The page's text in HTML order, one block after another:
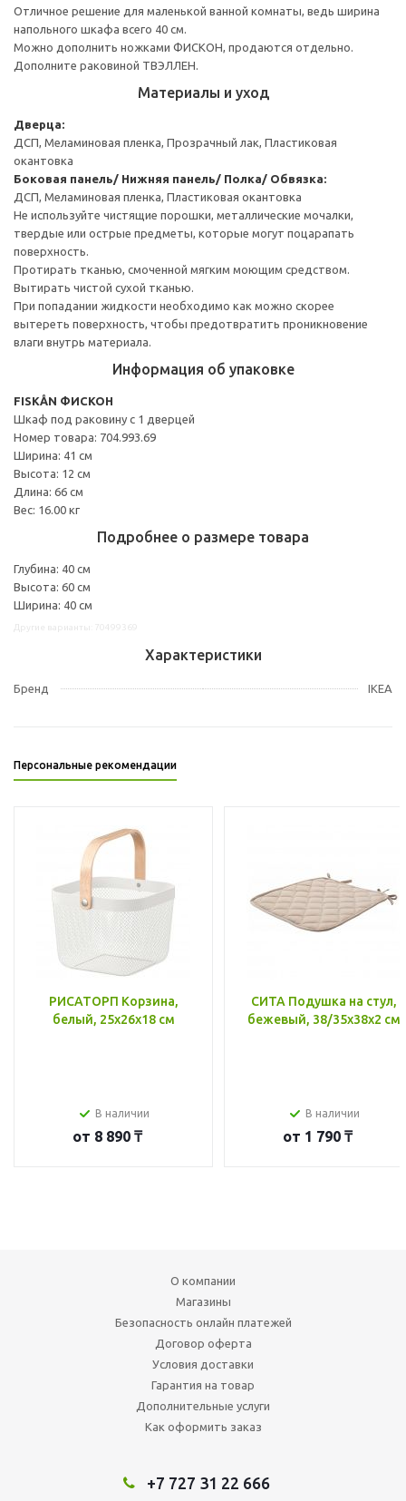
Отличное решение для маленькой ванной комнаты, ведь ширина
напольного шкафа всего 40 см.
Можно дополнить ножками ФИСКОН, продаются отдельно.
Дополните раковиной ТВЭЛЛЕН.
Материалы и уход
Дверца:
ДСП, Меламиновая пленка, Прозрачный лак, Пластиковая
окантовка
Боковая панель/ Нижняя панель/ Полка/ Обвязка:
ДСП, Меламиновая пленка, Пластиковая окантовка
Не используйте чистящие порошки, металлические мочалки,
твердые или острые предметы, которые могут поцарапать
поверхность.
Протирать тканью, смоченной мягким моющим средством.
Вытирать чистой сухой тканью.
При попадании жидкости необходимо как можно скорее
вытереть поверхность, чтобы предотвратить проникновение
влаги внутрь материала.
Информация об упаковке
FISKÅN ФИСКОН
Шкаф под раковину с 1 дверцей
Номер товара: 704.993.69
Ширина: 41 см
Высота: 12 см
Длина: 66 см
Вес: 16.00 кг
Подробнее о размере товара
Глубина: 40 см
Высота: 60 см
Ширина: 40 см
Характеристики
Бренд IKEA
Персональные рекомендации
РИСАТОРП Корзина,
белый, 25x26x18 см
В наличии
от 8 890 ₸
СИТА Подушка на стул,
бежевый, 38/35x38x2 см
В наличии
от 1 790 ₸
О компании
Магазины
Безопасность онлайн платежей
Договор оферта
Условия доставки
Гарантия на товар
Дополнительные услуги
Как оформить заказ
+7 727 31 22 666